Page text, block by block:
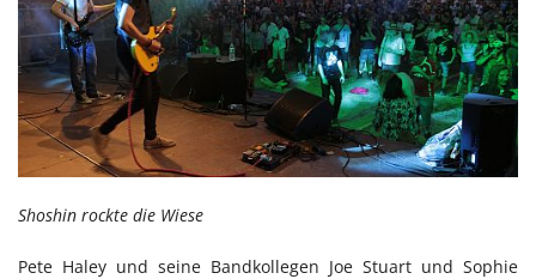
Shoshin rockte die Wiese
Pete Haley und seine Bandkollegen Joe Stuart und Sophie